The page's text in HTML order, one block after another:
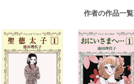
作者の作品一覧